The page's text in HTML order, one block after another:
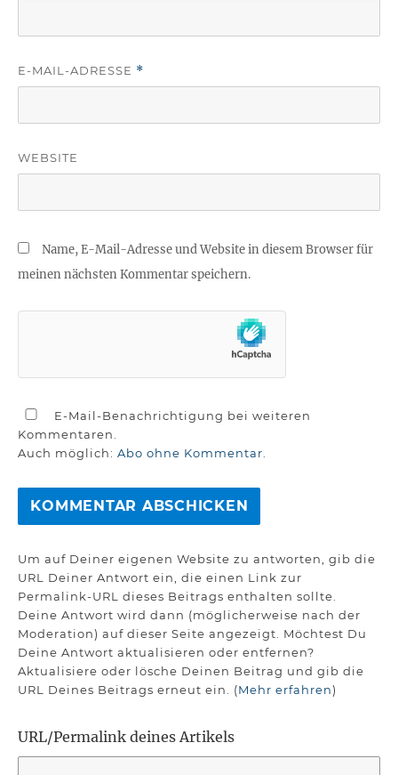
E-MAIL-ADRESSE *
WEBSITE
Name, E-Mail-Adresse und Website in diesem Browser für
meinen nächsten Kommentar speichern.
E-Mail-Benachrichtigung bei weiteren
Kommentaren.
Auch möglich:Abo ohne Kommentar
Um auf Deiner eigenen Website zu antworten, gib die
URL Deiner Antwort ein, die einen Link zur
Permalink-URL dieses Beitrags enthalten sollte.
Deine Antwort wird dann (möglicherweise nach der
Moderation) auf dieser Seite angezeigt. Möchtest Du
Deine Antwort aktualisieren oder entfernen?
Aktualisiere oder lösche Deinen Beitrag und gib die
URL Deines Beitrags erneut ein. (Mehr erfahren)
URL/Permalink deines Artikels